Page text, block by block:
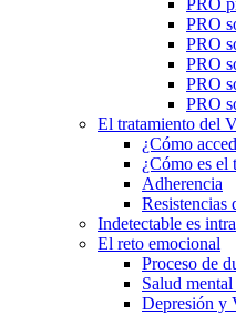
PRO
PRO
PRO
PRO
PRO
El tratamiento del
¿Cómo
¿Cómo es
Adherencia
Resistencias
Indetectable es
El reto emocional
Proceso de
Salud
Depresión y